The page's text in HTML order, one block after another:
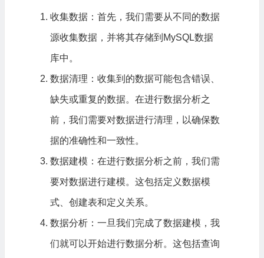
收集数据：首先，我们需要从不同的数据
源收集数据，并将其存储到MySQL数据
库中。
数据清理 ：收集到的数据可能包含错误、
缺失或重复的数据。在进行数据分析之
前，我们需要对数据进行清理，以确保数
据的准确性和一致性。
数据建模：在进行数据分析之前，我们需
要对数据进行建模。这包括定义数据模
式、创建表和定义关系。
数据分析：一旦我们完成了数据建模，我
们就可以开始进行数据分析。这包括查询